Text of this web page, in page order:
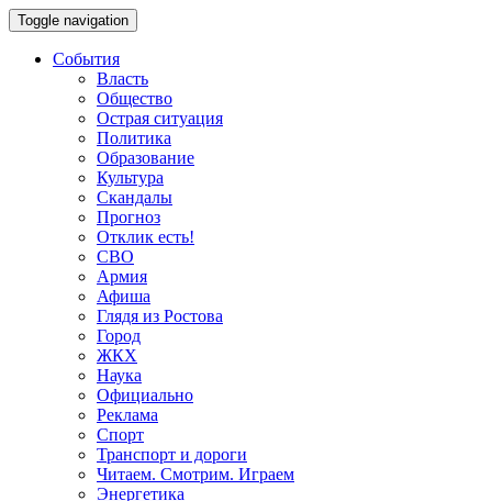
Toggle navigation
События
Власть
Общество
Острая ситуация
Политика
Образование
Культура
Скандалы
Прогноз
Отклик есть!
СВО
Армия
Афиша
Глядя из Ростова
Город
ЖКХ
Наука
Официально
Реклама
Спорт
Транспорт и дороги
Читаем. Смотрим. Играем
Энергетика